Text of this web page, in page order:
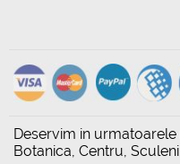
Deservim in urmatoarele
Botanica, Centru,